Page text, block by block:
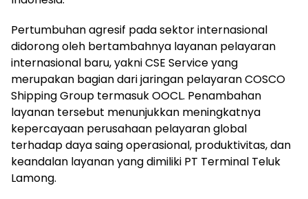
Pertumbuhan agresif pada sektor internasional
didorong oleh bertambahnya layanan pelayaran
internasional baru, yakni CSE Service yang
merupakan bagian dari jaringan pelayaran COSCO
Shipping Group termasuk OOCL. Penambahan
layanan tersebut menunjukkan meningkatnya
kepercayaan perusahaan pelayaran global
terhadap daya saing operasional, produktivitas, dan
keandalan layanan yang dimiliki PT Terminal Teluk
Lamong.